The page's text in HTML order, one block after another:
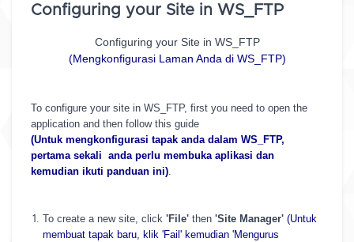
Configuring your Site in WS_FTP
Configuring your Site in WS_FTP
(Mengkonfigurasi Laman Anda di WS_FTP)
To configure your site in WS_FTP, first you need to open the
application and then follow this guide
(Untuk mengkonfigurasi tapak anda dalam WS_FTP,
pertama sekali anda perlu membuka aplikasi dan
kemudian ikuti panduan ini).
To create a new site, click 'File' then 'Site Manager' (Untuk
membuat tapak baru, klik 'Fail' kemudian 'Mengurus